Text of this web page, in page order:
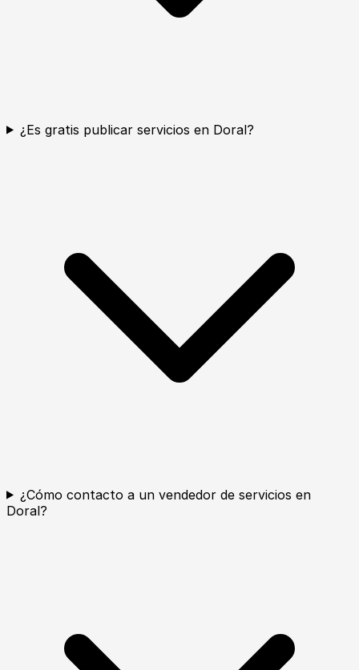
¿Es gratis publicar servicios en Doral?
¿Cómo contacto a un vendedor de servicios en
Doral?